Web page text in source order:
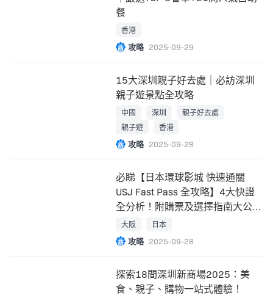
餐
香港
攻略 2025-09-29
15大深圳親子好去處｜必訪深圳
親子遊景點全攻略
中國 深圳
親子好去處
親子遊
香港
攻略 2025-09-28
必睇【日本環球影城 快速通關
USJ Fast Pass 全攻略】4大快證
全分析！附購票及選擇指南大公
開！
大阪 日本
攻略 2025-09-28
探索18間深圳新商場2025：美
食、親子、購物一站式體驗！